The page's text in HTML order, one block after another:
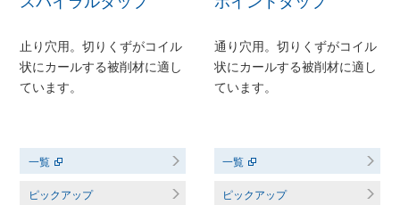
止り穴用。切りくずがコイル
状にカールする被削材に適し
ています。
一覧
ピックアップ
通り穴用。切りくずがコイル
状にカールする被削材に適し
ています。
一覧
ピックアップ